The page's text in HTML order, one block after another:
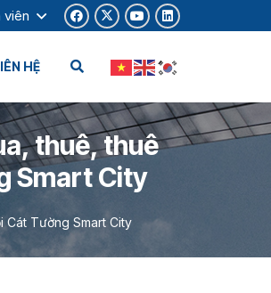
viên
HỆ
thuê, thuê
Smart City
Cát Tường Smart City